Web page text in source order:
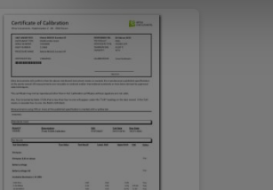
Vægt
Nettovægt: 390 g
Ventilationstragte
Måleområde: